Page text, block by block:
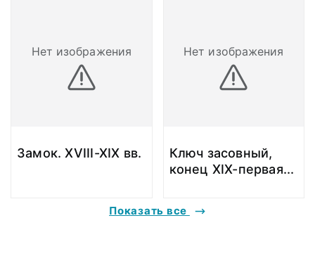
Нет изображения
Замок. XVIII-XIX вв.
Нет изображения
Ключ засовный,
конец XIX-первая...
Показать все